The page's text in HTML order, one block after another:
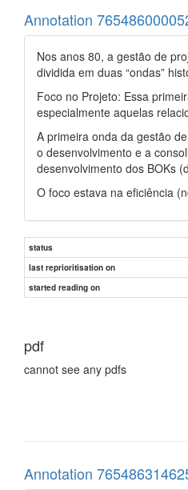
Annotation
Nos anos 80, a gestão de
dividida em duas “ondas”
Foco no Projeto: Essa
especialmente aquelas
A primeira onda da gestão
o desenvolvimento e a
desenvolvimento dos BOKs
O foco estava na eficiência
status
last reprioritisation on
started reading on
pdf
cannot see any pdfs
Annotation